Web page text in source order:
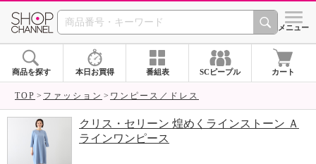
SHOP CHANNEL シメニュー
商品を探す 本日お買得 番組表 SCピープル カート
TOP ファッション ワンピース／ドレス
クリス・セリーン 煌めくラインストーン Ａ
ラインワンピース